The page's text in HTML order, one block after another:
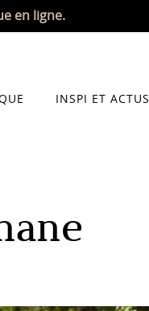
en ligne.
INSPI ET ACTUS